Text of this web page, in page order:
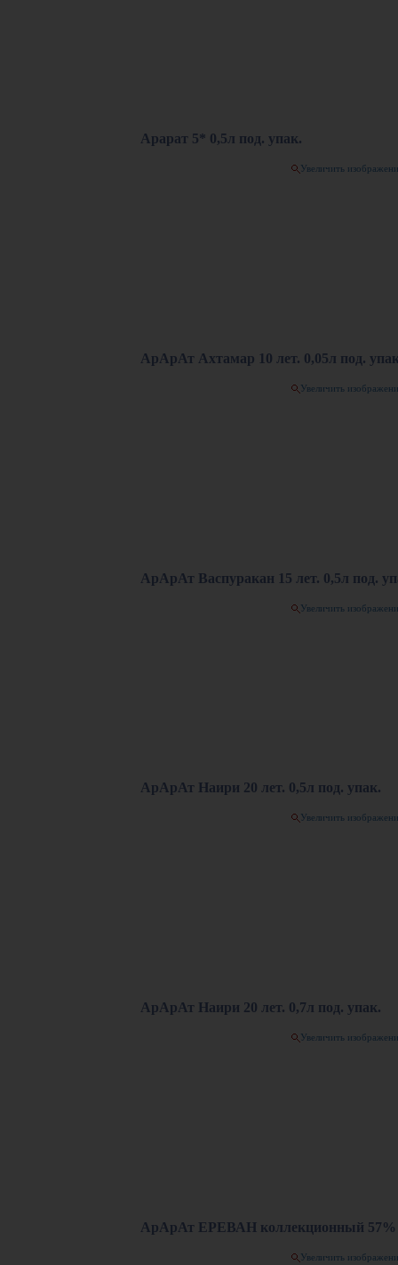
Арарат 5* 0,5л под. упак.
Увеличить
АрАрАт Ахтамар 10 лет. 0,05л под.
Увеличить
АрАрАт Васпуракан 15 лет. 0,5л под.
Увеличить
АрАрАт Наири 20 лет. 0,5л под. упак.
Увеличить
АрАрАт Наири 20 лет. 0,7л под. упак.
Увеличить
АрАрАт ЕРЕВАН коллекционный 57%
Увеличить